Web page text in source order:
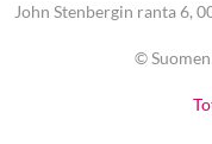
John Stenbergin ranta 6,
©